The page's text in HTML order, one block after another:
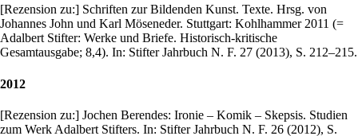
[Rezension zu:] Schriften zur Bildenden Kunst. Texte. Hrsg. von
Johannes John und Karl Möseneder. Stuttgart: Kohlhammer 2011 (=
Adalbert Stifter: Werke und Briefe. Historisch-kritische
Gesamtausgabe; 8,4). In: Stifter Jahrbuch N. F. 27 (2013), S. 212–215.
2012
[Rezension zu:] Jochen Berendes: Ironie – Komik – Skepsis. Studien
zum Werk Adalbert Stifters. In: Stifter Jahrbuch N. F. 26 (2012), S.